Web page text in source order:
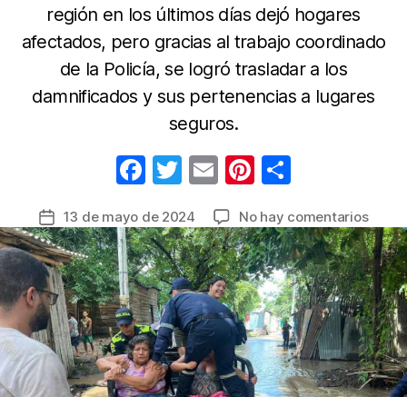
región en los últimos días dejó hogares
afectados, pero gracias al trabajo coordinado
de la Policía, se logró trasladar a los
damnificados y sus pertenencias a lugares
seguros.
F
c
e
b
o
o
k
T
itt
er
E
ail
Pi
er
e
st
m
p
ar
tir
Fecha
de
la
entrada
13 de mayo de 2024 No hay comentariosen
apoyo
a
por